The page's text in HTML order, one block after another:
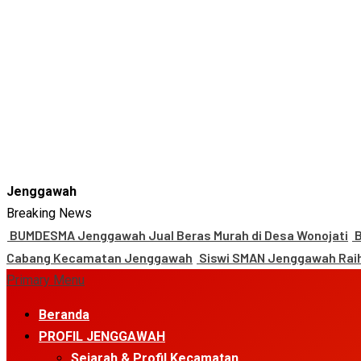
Jenggawah
Breaking News
BUMDESMA Jenggawah Jual Beras Murah di Desa Wonojati
Cabang Kecamatan Jenggawah Siswi SMAN Jenggawah
Primary Menu
Beranda
PROFIL JENGGAWAH